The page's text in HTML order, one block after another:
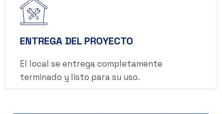
ENTREGA DEL PROYECTO
El local se entrega completamente
terminado y listo para su uso.